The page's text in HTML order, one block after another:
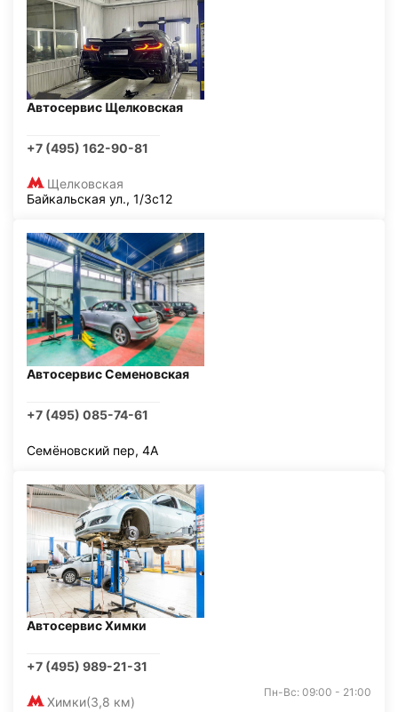
Автосервис Щелковская
+7 (495) 162-90-81
Щелковская
Байкальская ул., 1/3с12
Автосервис Семеновская
+7 (495) 085-74-61
Семёновский пер, 4А
Автосервис Химки
+7 (495) 989-21-31
Химки(3,8 км)
Пн-Вс: 09:00 - 21:00